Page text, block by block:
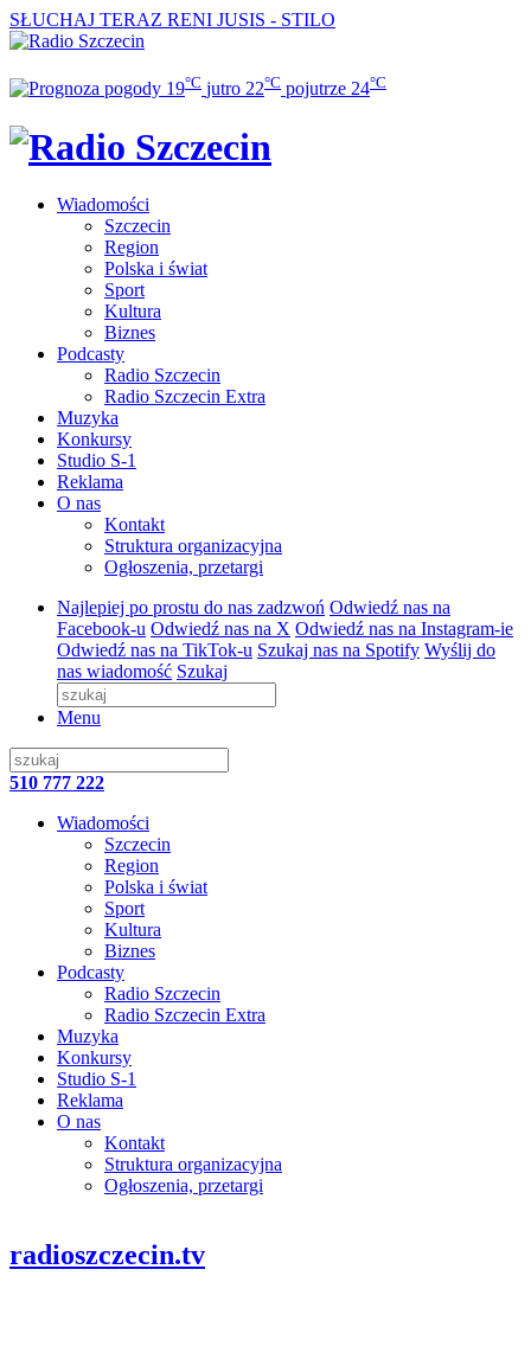
SŁUCHAJ TERAZ RENI JUSIS - STILO
19°C jutro 22°C pojutrze 24°C
Wiadomości
Szczecin
Region
Polska i świat
Sport
Kultura
Biznes
Podcasty
Radio Szczecin
Radio Szczecin Extra
Muzyka
Konkursy
Studio S-1
Reklama
O nas
Kontakt
Struktura organizacyjna
Ogłoszenia, przetargi
Najlepiej po prostu do nas zadzwoń Odwiedź nas na
Facebook-u Odwiedź nas na X Odwiedź nas na Instagram-ie
Odwiedź nas na TikTok-u Szukaj nas na Spotify Wyślij do
nas wiadomość Szukaj
Menu
510 777 222
Wiadomości
Szczecin
Region
Polska i świat
Sport
Kultura
Biznes
Podcasty
Radio Szczecin
Radio Szczecin Extra
Muzyka
Konkursy
Studio S-1
Reklama
O nas
Kontakt
Struktura organizacyjna
Ogłoszenia, przetargi
radioszczecin.tv